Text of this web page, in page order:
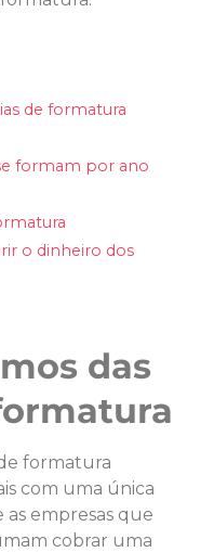
de formatura
formam por ano
o dinheiro dos
das
formatura
com uma única
empresas que
cobrar uma